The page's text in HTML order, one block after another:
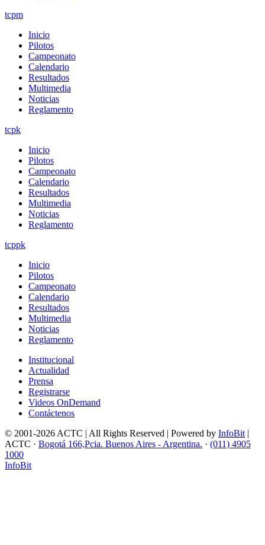
tcpm
Inicio
Pilotos
Campeonato
Calendario
Resultados
Multimedia
Noticias
Reglamento
tcpk
Inicio
Pilotos
Campeonato
Calendario
Resultados
Multimedia
Noticias
Reglamento
tcppk
Inicio
Pilotos
Campeonato
Calendario
Resultados
Multimedia
Noticias
Reglamento
Institucional
Actualidad
Prensa
Registrarse
Videos OnDemand
Contáctenos
© 2001-2026 ACTC | All Rights Reserved | Powered by InfoBit |
ACTC · Bogotá 166,Pcia. Buenos Aires - Argentina. · (011) 4905
1000
InfoBit